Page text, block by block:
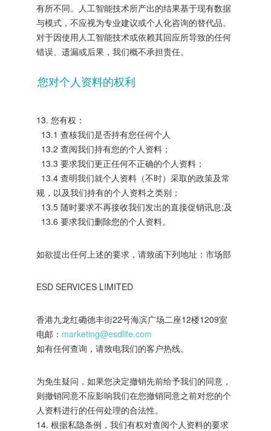
有所不同。人工智能技术所产出的结果基于现有数据
与模式，不应视为专业建议或个人化咨询的替代品。
对于因使用人工智能技术或依赖其回应所导致的任何
错误、遗漏或后果，我们概不承担责任。
您对个人资料的权利
13. 您有权：
13.1 查核我们是否持有您任何个人
13.2 查阅我们持有您的个人资料；
13.3 要求我们更正任何不正确的个人资料；
13.4 查明我们就个人资料（不时）采取的政策及常
规，以及我们持有的个人资料之类别；
13.5 随时要求不再接收我们发出的直接促销讯息;及
13.6 要求我们删除您的个人资料。
如欲提出任何上述的要求，请致函下列地址：市场部
ESD SERVICES LIMITED
香港九龙红磡德丰街22号海滨广场二座12楼1209室
电邮： marketing@esdlife.com
如有任何查询，请致电我们的客户热线。
为免生疑问，如果您决定撤销先前给予我们的同意，
则撤销同意不应影响我们在您撤销同意之前对您的个
人资料进行的任何处理的合法性。
14. 根据私隐条例，我们有权对查阅个人资料的要求